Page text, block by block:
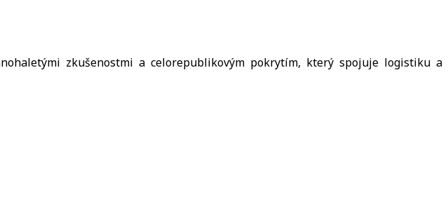
zkušenostmi a celorepublikovým pokrytím, který spojuje logistiku a